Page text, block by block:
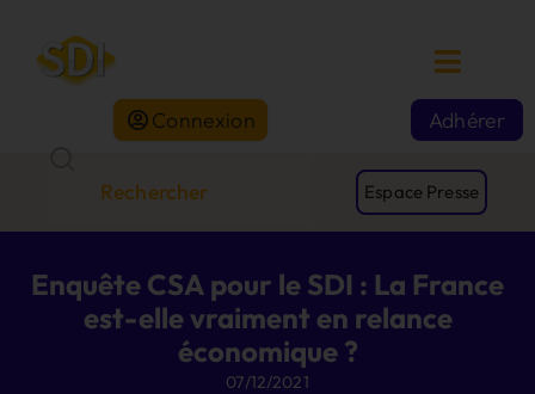
Connexion Adhérer
Espace Presse
Enquête CSA pour le SDI : La France
est-elle vraiment en relance
économique ?
07/12/2021